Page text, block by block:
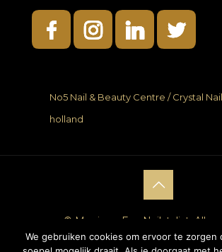
No5 Nail & Beauty Centre / Crystal
holland
© Monique Fan Nailstylist. Alle
voorbehouden. |Website laten
We gebruiken cookies om ervoor te zorgen